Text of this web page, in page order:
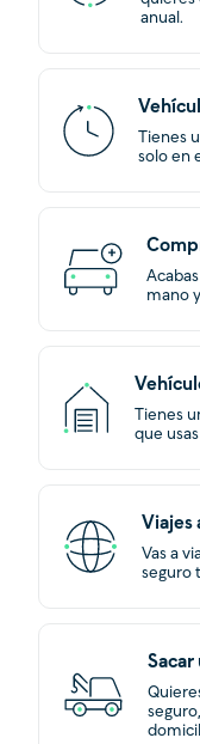
anual.
Tienes
solo en
mano
Tienes
que
Viajes
Vas a
seguro